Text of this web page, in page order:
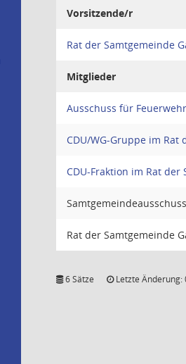
Vorsitzende/r
Rat der Samtgemeinde
Mitglieder
Ausschuss für
CDU/WG-Gruppe im
CDU-Fraktion im Rat
Samtgemeindeausschuss
Rat der Samtgemeinde
6 Sätze Letzte Änderung: